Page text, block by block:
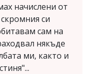
начислени от
си
сам на
някъде
ми, както и